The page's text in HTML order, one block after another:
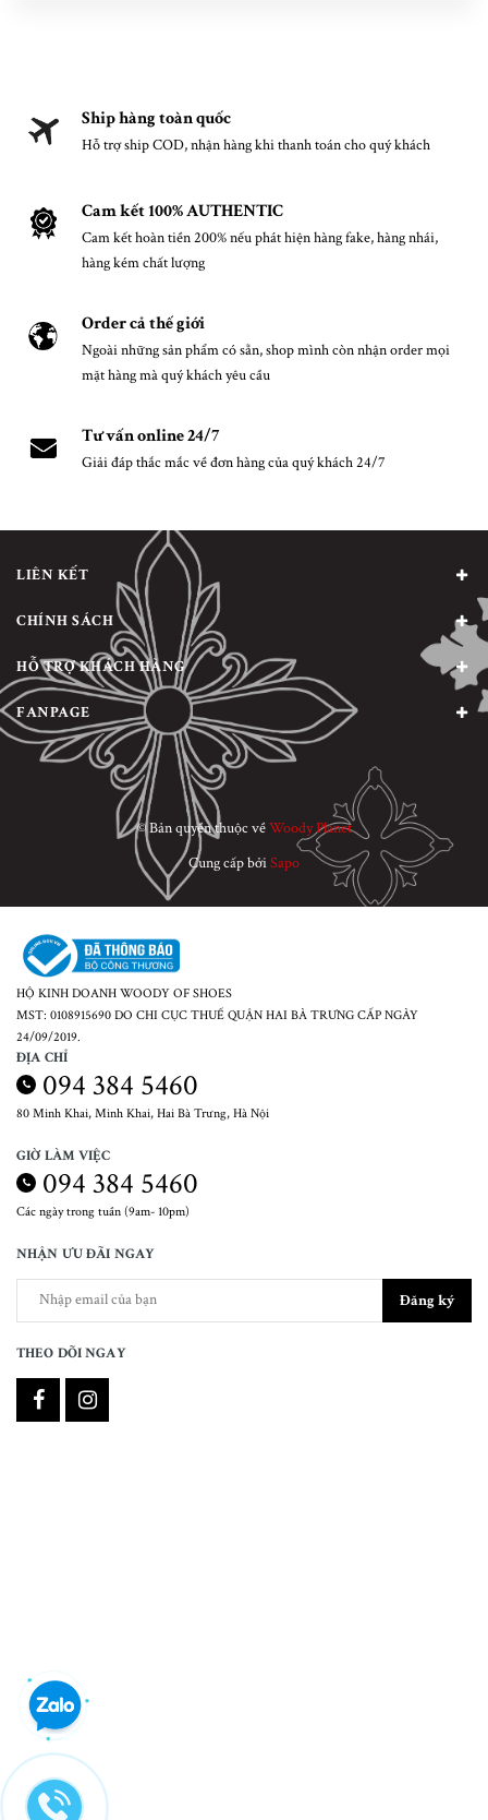
Ship hàng toàn quốc
Hỗ trợ ship COD, nhận hàng khi thanh toán cho quý khách
Cam kết 100% AUTHENTIC
Cam kết hoàn tiền 200% nếu phát hiện hàng fake, hàng nhái,
hàng kém chất lượng
Order cả thế giới
Ngoài những sản phẩm có sẵn, shop mình còn nhận order mọi
mặt hàng mà quý khách yêu cầu
Tư vấn online 24/7
Giải đáp thắc mắc về đơn hàng của quý khách 24/7
LIÊN KẾT
CHÍNH SÁCH
HỖ TRỢ KHÁCH HÀNG
FANPAGE
© Bản quyền thuộc vềWoody Planet
Cung cấp bởiSapo
HỘ KINH DOANH WOODY OF SHOES
MST: 0108915690 DO CHI CỤC THUẾ QUẬN HAI BÀ TRƯNG CẤP NGÀY
24/09/2019.
ĐỊA CHỈ
094 384 5460
80 Minh Khai, Minh Khai, Hai Bà Trưng, Hà Nội
GIỜ LÀM VIỆC
094 384 5460
Các ngày trong tuần (9am- 10pm)
NHẬN ƯU ĐÃI NGAY
Đăng ký
THEO DÕI NGAY